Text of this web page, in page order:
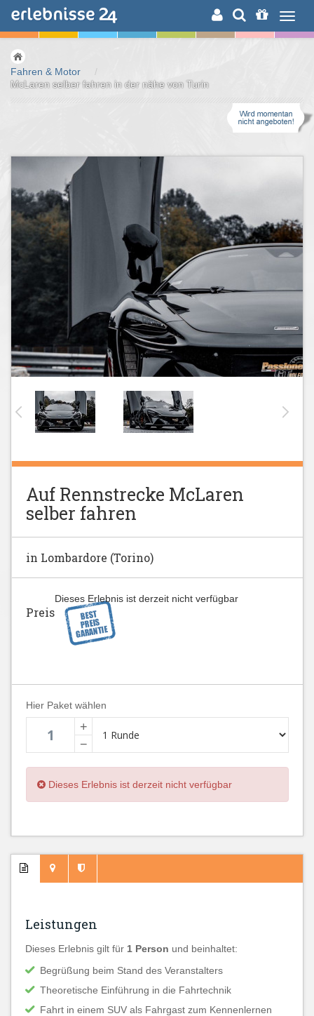
ERLEBNISSUCHE
Fahren & Motor
/
McLaren selber fahren in der nähe von Turin
Auf Rennstrecke McLaren
selber fahren
in Lombardore (Torino)
Dieses Erlebnis ist derzeit nicht verfügbar
Preis
Hier Paket wählen
+
−
Dieses Erlebnis ist derzeit nicht verfügbar
Leistungen
Dieses Erlebnis gilt für 1 Person und beinhaltet:
Begrüßung beim Stand des Veranstalters
Theoretische Einführung in die Fahrtechnik
Fahrt in einem SUV als Fahrgast zum Kennenlernen